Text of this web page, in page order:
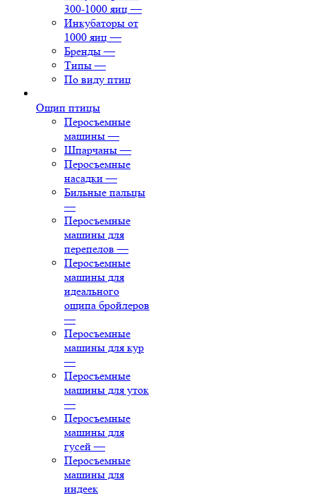
300-1000 яиц —
Инкубаторы от
1000 яиц —
Бренды —
Типы —
По виду птиц
Ощип птицы
Перосъемные
машины —
Шпарчаны —
Перосъемные
насадки —
Бильные пальцы
—
Перосъемные
машины для
перепелов —
Перосъемные
машины для
идеального
ощипа бройлеров
—
Перосъемные
машины для кур
—
Перосъемные
машины для уток
—
Перосъемные
машины для
гусей —
Перосъемные
машины для
индеек